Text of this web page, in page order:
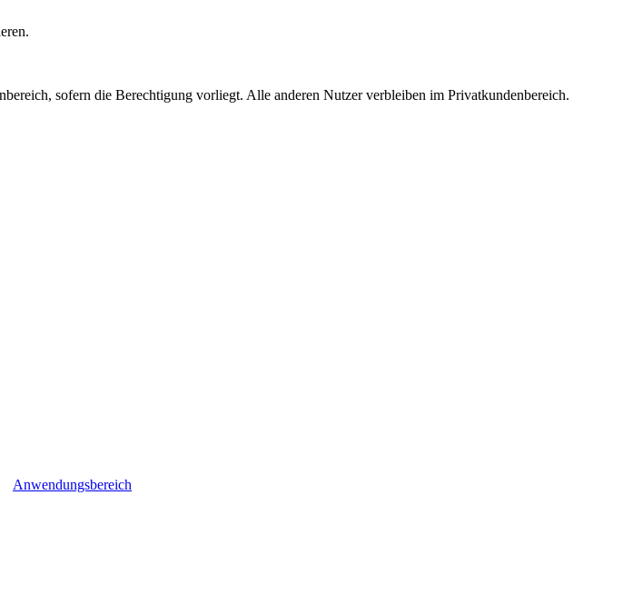
sofern die Berechtigung vorliegt. Alle anderen Nutzer verbleiben im Privatkundenbereich.
Anwendungsbereich